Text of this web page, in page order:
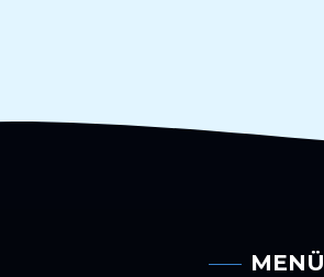
MENÜ